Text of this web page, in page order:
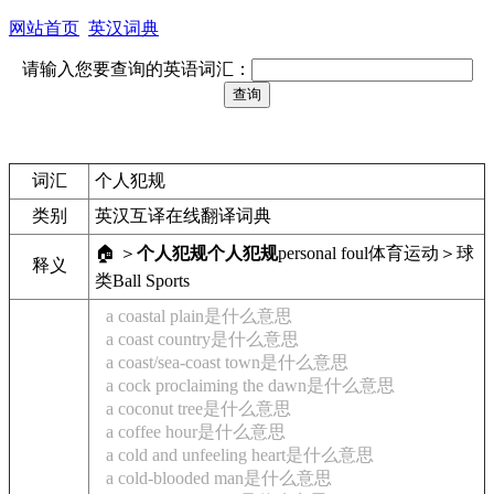
网站首页 英汉词典
请输入您要查询的英语词汇：
词汇
个人犯规
类别
英汉互译在线翻译词典
释义
🏠 ＞ 个人犯规个人犯规personal foul体育运动＞球
类Ball Sports
a coastal plain是什么意思
a coast country是什么意思
a coast/sea-coast town是什么意思
a cock proclaiming the dawn是什么意思
a coconut tree是什么意思
a coffee hour是什么意思
a cold and unfeeling heart是什么意思
a cold-blooded man是什么意思